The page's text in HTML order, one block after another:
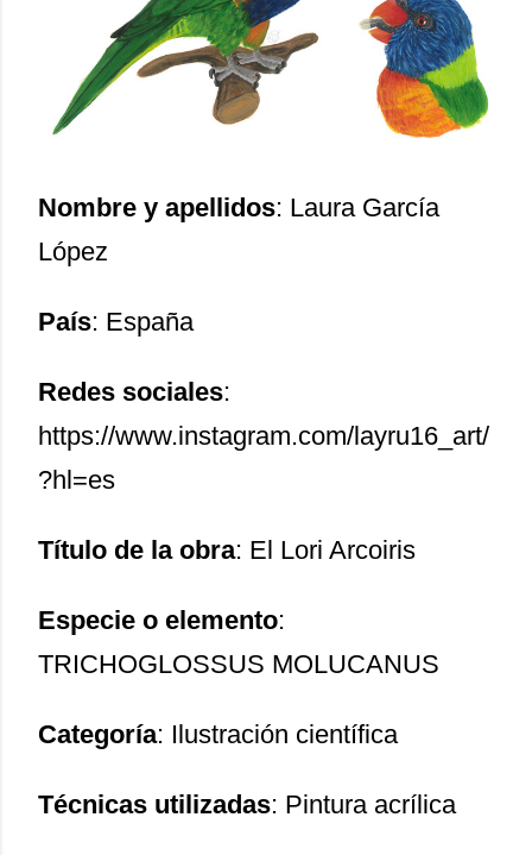
Nombre y apellidos: Laura García
López
País: España
Redes sociales:
https://www.instagram.com/layru16_art/
?hl=es
Título de la obra: El Lori Arcoiris
Especie o elemento:
TRICHOGLOSSUS MOLUCANUS
Categoría: Ilustración científica
Técnicas utilizadas: Pintura acrílica